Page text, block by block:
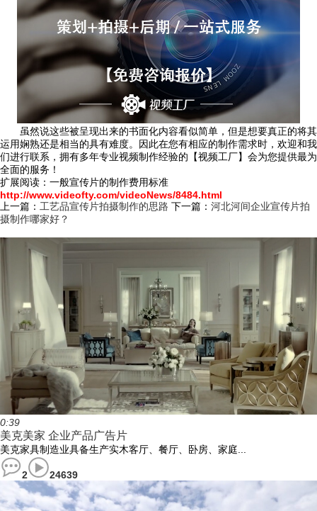
虽然说这些被呈现出来的书面化内容看似简单，但是想要真正的将其
运用娴熟还是相当的具有难度。因此在您有相应的制作需求时，欢迎和我
们进行联系，拥有多年专业视频制作经验的【视频工厂】会为您提供最为
全面的服务！
扩展阅读：一般宣传片的制作费用标准
http://www.videofty.com/videoNews/8484.html
上一篇： 工艺品宣传片拍摄制作的思路 下一篇： 河北河间企业宣传片拍
摄制作哪家好？
0:39
美克美家 企业产品广告片
美克家具制造业具备生产实木客厅、餐厅、卧房、家庭...
2 24639